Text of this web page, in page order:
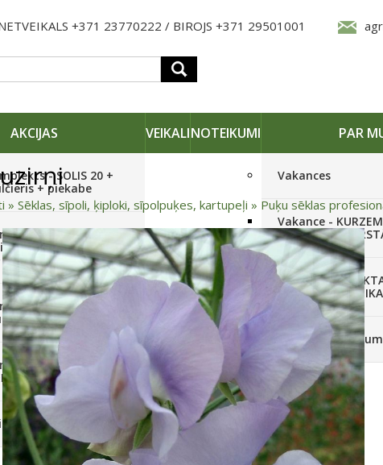
+371 23770222 / BIROJS +371 29501001
AKCIJAS
- SOLIS 20 +
+ piekabe
- SOLIS 26(6+2) +
+ frēze +
piekabe
- SOLIS 26 HST +
- SOLIS 26 HST +
+ piekabe
komplekti
VEIKALINOTEIKUMI PAR
Vakances
Vakance -
REĢIONĀLO
Vakance -
STRĀDNIEKU
Pieteikties
» Sēklas, sīpoli, ķiploki, sīpolpuķes, kartupeļi » Puķu sēklas